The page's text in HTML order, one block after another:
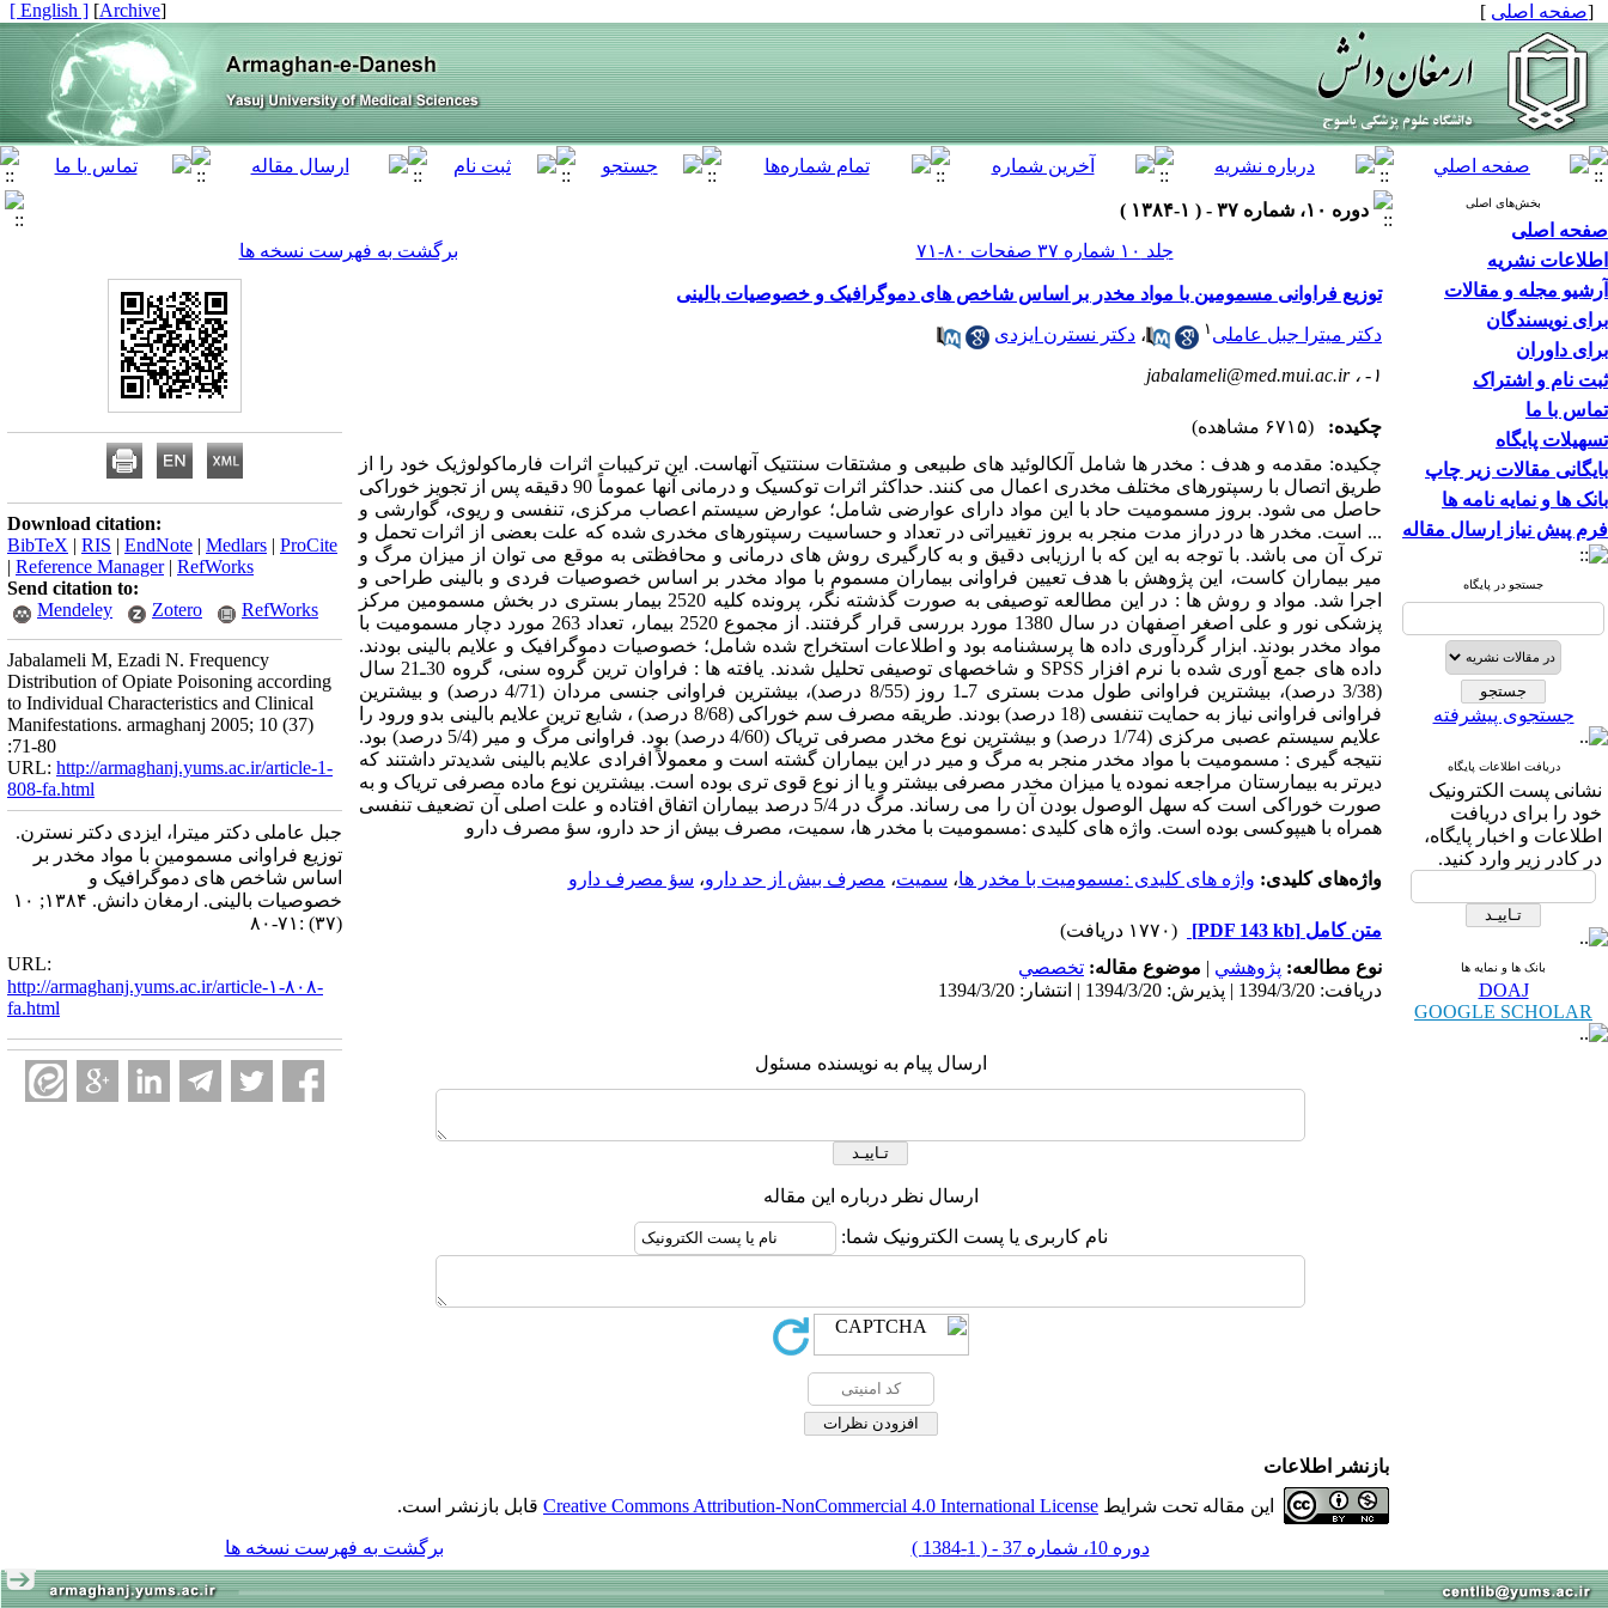
[صفحه اصلی ]
[
Archive
]
[ English ]
بخش‌های اصلی
صفحه اصلی
اطلاعات نشریه
آرشیو مجله و مقالات
برای نویسندگان
برای داوران
ثبت نام و اشتراک
تماس با ما
تسهیلات پایگاه
بایگانی مقالات زیر چاپ
بانک ها و نمایه نامه ها
فرم پیش نیاز ارسال مقاله
جستجو در پایگاه
جستجوی پیشرفته
دریافت اطلاعات پایگاه
نشانی پست الکترونیک
خود را برای دریافت
اطلاعات و اخبار پایگاه،
در کادر زیر وارد کنید.
بانک ها و نمایه ها
DOAJ
GOOGLE SCHOLAR
دوره ۱۰، شماره ۳۷ - ( ۱-۱۳۸۴ )
جلد ۱۰ شماره ۳۷ صفحات ۸۰-۷۱
برگشت به فهرست نسخه ها
توزیع فراوانی مسمومین با مواد مخدر بر اساس شاخص های دموگرافیک و خصوصیات بالینی
دکتر میترا جبل عاملی ۱ ، دکتر نسترن ایزدی
۱- ،
jabalameli@med.mui.ac.ir
چکیده:
(۶۷۱۵ مشاهده)
چکیده: مقدمه و هدف : مخدر ها شامل آلکالوئید های طبیعی و مشتقات سنتتیک آنهاست. این ترکیبات اثرات فارماکولوژیک خود را از
طریق اتصال با رسپتورهای مختلف مخدری اعمال می کنند. حداکثر اثرات توکسیک و درمانی آنها عموماً 90 دقیقه پس از تجویز خوراکی
حاصل می شود. بروز مسمومیت حاد با این مواد دارای عوارضی شامل؛ عوارض سیستم اعصاب مرکزی، تنفسی و ریوی، گوارشی و
... است. مخدر ها در دراز مدت منجر به بروز تغییراتی در تعداد و حساسیت رسپتورهای مخدری شده که علت بعضی از اثرات تحمل و
ترک آن می باشد. با توجه به این که با ارزیابی دقیق و به کارگیری روش های درمانی و محافظتی به موقع می توان از میزان مرگ و
میر بیماران کاست، این پژوهش با هدف تعیین فراوانی بیماران مسموم با مواد مخدر بر اساس خصوصیات فردی و بالینی طراحی و
اجرا شد. مواد و روش ها : در این مطالعه توصیفی به صورت گذشته نگر، پرونده کلیه 2520 بیمار بستری در بخش مسمومین مرکز
پزشکی نور و علی اصغر اصفهان در سال 1380 مورد بررسی قرار گرفتند. از مجموع 2520 بیمار، تعداد 263 مورد دچار مسمومیت با
مواد مخدر بودند. ابزار گردآوری داده ها پرسشنامه بود و اطلاعات استخراج شده شامل؛ خصوصیات دموگرافیک و علایم بالینی بودند.
داده های جمع آوری شده با نرم افزار SPSS و شاخصهای توصیفی تحلیل شدند. یافته ها : فراوان ترین گروه سنی، گروه 30ـ21 سال
(3/38 درصد)، بیشترین فراوانی طول مدت بستری 7ـ1 روز (8/55 درصد)، بیشترین فراوانی جنسی مردان (4/71 درصد) و بیشترین
فراوانی فراوانی نیاز به حمایت تنفسی (18 درصد) بودند. طریقه مصرف سم خوراکی (8/68 درصد) ، شایع ترین علایم بالینی بدو ورود را
علایم سیستم عصبی مرکزی (1/74 درصد) و بیشترین نوع مخدر مصرفی تریاک (4/60 درصد) بود. فراوانی مرگ و میر (5/4 درصد) بود.
نتیجه گیری : مسمومیت با مواد مخدر منجر به مرگ و میر در این بیماران گشته است و معمولاً افرادی علایم بالینی شدیدتر داشتند که
دیرتر به بیمارستان مراجعه نموده یا میزان مخدر مصرفی بیشتر و یا از نوع قوی تری بوده است. بیشترین نوع ماده مصرفی تریاک و به
صورت خوراکی است که سهل الوصول بودن آن را می رساند. مرگ در 5/4 درصد بیماران اتفاق افتاده و علت اصلی آن تضعیف تنفسی
همراه با هیپوکسی بوده است. واژه های کلیدی :مسمومیت با مخدر ها، سمیت، مصرف بیش از حد دارو، سؤ مصرف دارو
واژه‌های کلیدی: واژه های کلیدی :مسمومیت با مخدر ها، سمیت، مصرف بیش از حد دارو، سؤ مصرف دارو
متن کامل [PDF 143 kb]
(۱۷۷۰ دریافت)
نوع مطالعه: پژوهشي | موضوع مقاله: تخصصي
دریافت: 1394/3/20 | پذیرش: 1394/3/20 | انتشار: 1394/3/20
ارسال پیام به نویسنده مسئول
ارسال نظر درباره این مقاله
نام کاربری یا پست الکترونیک شما:
Download citation:
BibTeX | RIS | EndNote | Medlars | ProCite
| Reference Manager| RefWorks
Send citation to:
Mendeley
Zotero RefWorks
Jabalameli M, Ezadi N. Frequency
Distribution of Opiate Poisoning according
to Individual Characteristics and Clinical
Manifestations. armaghanj 2005; 10 (37)
:71-80
URL: http://armaghanj.yums.ac.ir/article-1-
808-fa.html
جبل عاملی دکتر میترا، ایزدی دکتر نسترن.
توزیع فراوانی مسمومین با مواد مخدر بر
اساس شاخص های دموگرافیک و
خصوصیات بالینی. ارمغان دانش. ۱۳۸۴; ۱۰
(۳۷) :۷۱-۸۰
URL:
http://armaghanj.yums.ac.ir/article-۱-۸۰۸-
fa.html
بازنشر اطلاعات
این مقاله تحت شرایط Creative Commons Attribution-NonCommercial 4.0 International License قابل بازنشر است.
دوره 10، شماره 37 - ( 1-1384 ) برگشت به فهرست نسخه ها